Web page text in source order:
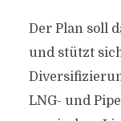
Der Plan soll
und stützt
LNG- und